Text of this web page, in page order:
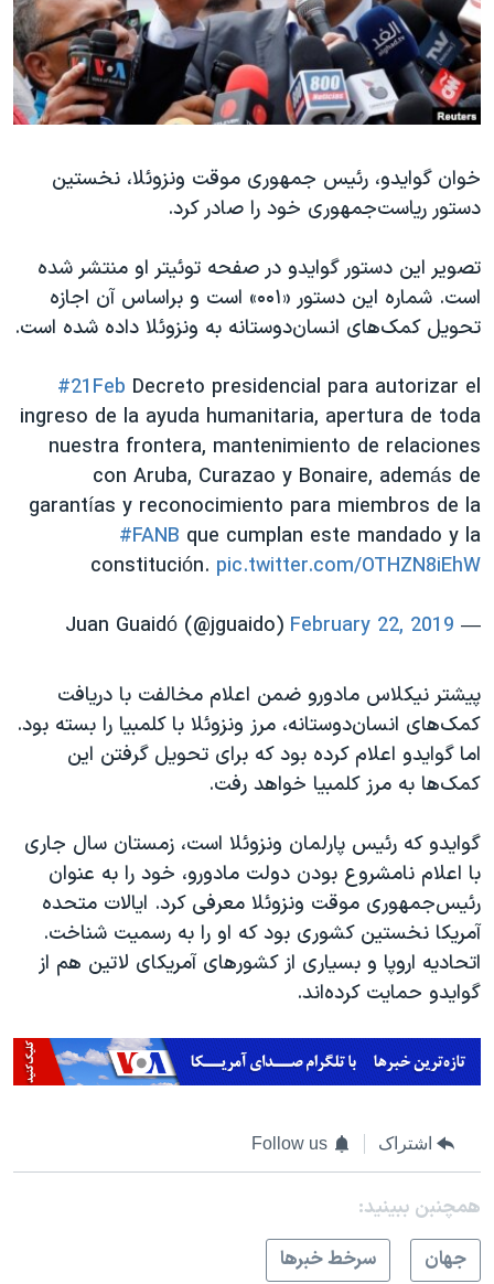
فرهنگ و زندگی
حقوق شهروندی
اقتصادی
اسرائیل در جنگ
گالری عکس
آرشیو پخش زنده
مستندها
انتخابات ریاست جمهوری آمریکا ۲۰۲۴
حمله جمهوری اسلامی به اسرائیل
ورزش زنان در ایران
اعتراضات زن، زندگی، آزادی
مجموعه مستندهای دادخواهی
تریبونال مردمی آبان ۹۸
دادگاه حمید نوری
چهل سال گروگان‌گیری
قانون شفافیت دارائی کادر رهبری ایران
اعتراضات مردمی آبان ۹۸
اسرائیل در جنگ
نرگس محمدی برنده جایزه نوبل صلح
همایش محافظه‌کاران آمریکا «سی‌پک»
صفحه‌های ویژه
دنبال کنید
زبانهای مختلف
خوان گوایدو، رئیس جمهوری موقت ونزوئلا، نخستین
دستور ریاست‌جمهوری خود را صادر کرد.
تصویر این دستور گوایدو در صفحه توئیتر او منتشر شده
است. شماره این دستور «۰۰۱» است و براساس آن اجازه
تحویل کمک‌های انسان‌دوستانه به ونزوئلا داده شده است.
#21Feb Decreto presidencial para autorizar el
ingreso de la ayuda humanitaria, apertura de toda
nuestra frontera, mantenimiento de relaciones
con Aruba, Curazao y Bonaire, además de
garantías y reconocimiento para miembros de la
#FANB que cumplan este mandado y la
constitución. pic.twitter.com/OTHZN8iEhW
— Juan Guaidó (@jguaido)
February 22, 2019
پیشتر نیکلاس مادورو ضمن اعلام مخالفت با دریافت
کمک‌های انسان‌دوستانه، مرز ونزوئلا با کلمبیا را بسته بود.
اما گوایدو اعلام کرده بود که برای تحویل گرفتن این
کمک‌ها به مرز کلمبیا خواهد رفت.
گوایدو که رئیس پارلمان ونزوئلا است، زمستان سال جاری
با اعلام نامشروع بودن دولت مادورو، خود را به عنوان
رئیس‌جمهوری موقت ونزوئلا معرفی کرد. ایالات متحده
آمریکا نخستین کشوری بود که او را به رسمیت شناخت.
اتحادیه اروپا و بسیاری از کشورهای آمریکای لاتین هم از
گوایدو حمایت کرده‌اند.
اشتراک Follow us
همچنبن ببینید:
جهان
سرخط خبرها